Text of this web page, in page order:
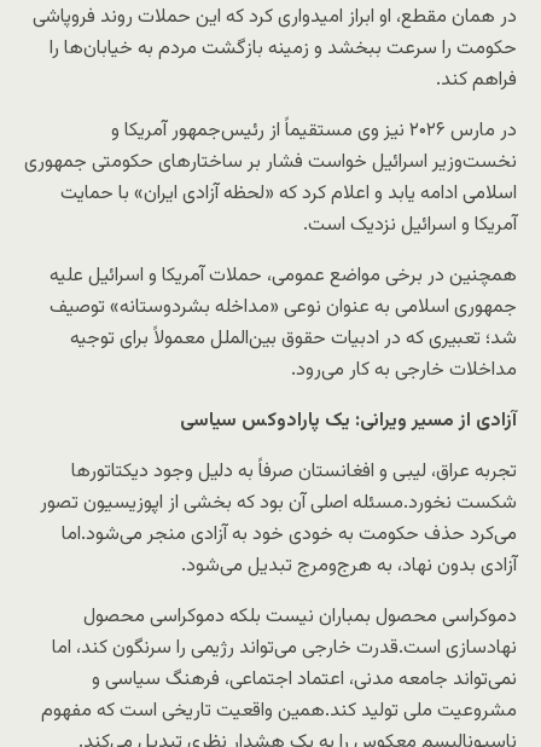
در همان مقطع، او ابراز امیدواری کرد که این حملات روند فروپاشی
حکومت را سرعت ببخشد و زمینه بازگشت مردم به خیابان‌ها را
فراهم کند.
در مارس ۲۰۲۶ نیز وی مستقیماً از رئیس‌جمهور آمریکا و
نخست‌وزیر اسرائیل خواست فشار بر ساختارهای حکومتی جمهوری
اسلامی ادامه یابد و اعلام کرد که «لحظه آزادی ایران» با حمایت
آمریکا و اسرائیل نزدیک است.
همچنین در برخی مواضع عمومی، حملات آمریکا و اسرائیل علیه
جمهوری اسلامی به عنوان نوعی «مداخله بشردوستانه» توصیف
شد؛ تعبیری که در ادبیات حقوق بین‌الملل معمولاً برای توجیه
مداخلات خارجی به کار می‌رود.
آزادی از مسیر ویرانی: یک پارادوکس سیاسی
تجربه عراق، لیبی و افغانستان صرفاً به دلیل وجود دیکتاتورها
شکست نخورد.مسئله اصلی آن بود که بخشی از اپوزیسیون تصور
می‌کرد حذف حکومت به خودی خود به آزادی منجر می‌شود.اما
آزادی بدون نهاد، به هرج‌ومرج تبدیل می‌شود.
دموکراسی محصول بمباران نیست بلکه دموکراسی محصول
نهادسازی است.قدرت خارجی می‌تواند رژیمی را سرنگون کند، اما
نمی‌تواند جامعه مدنی، اعتماد اجتماعی، فرهنگ سیاسی و
مشروعیت ملی تولید کند.همین واقعیت تاریخی است که مفهوم